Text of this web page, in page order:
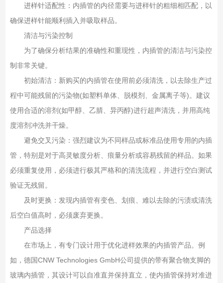
进样针适配性‌：内插管的内径需要与进样针的粗细相匹配，以
确保进样针能顺利插入并吸取样品‌。
清洁与污染控制
为了确保分析结果的准确性和重现性，内插管的清洁与污染控
制非常关键‌。
初始清洁‌：新购买的内插管在使用前必须清洗，以去除生产过
程中可能残留的污染物(如塑料单体、脱模剂、金属离子等)。建议
使用合适的溶剂(如甲醇、乙腈、异丙醇)进行超声清洗，并用高纯
度溶剂冲洗并干燥‌。
避免交叉污染‌：强烈建议为不同样品或标准品使用专用的内插
管，特别是对于高灵敏度分析、痕量分析或容易残留的样品‌。如果
必须重复使用，必须进行极其严格和的清洗流程，并进行空白测试
验证无残留‌。
及时更换‌：发现内插管有变色、划痕、难以去除的污渍或清洗
后空白值高时，必须废弃更换‌。
产品选择
在市场上，有专门设计用于优化进样效果的内插管产品。例
如，德国CNW Technologies GmbH公司提供的‌带有聚合物支脚的
玻璃内插管‌，其设计可以自准直并保持直立，使内插管保持对准进